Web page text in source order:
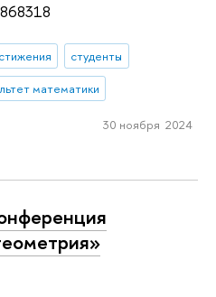
студенты
математики
30 ноября 2024